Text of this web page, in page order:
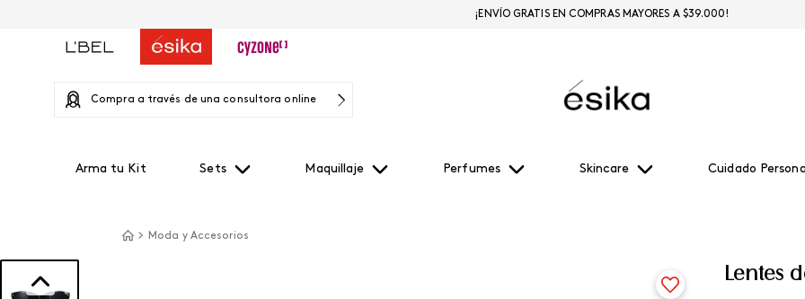
Compra a través de una consultora online
Arma tu Kit Sets Maquillaje Perfumes Skincare Cuidado
¡ENVÍO GRATIS EN COMPRAS MAYORES A $39.000!
Moda y Accesorios
Lentes